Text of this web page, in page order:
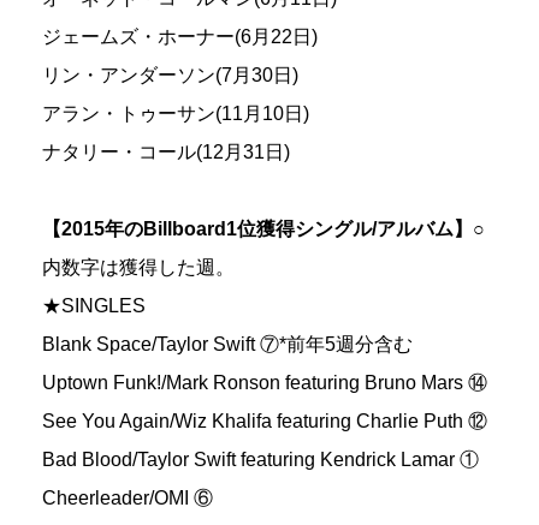
ジェームズ・ホーナー(6月22日)
リン・アンダーソン(7月30日)
アラン・トゥーサン(11月10日)
ナタリー・コール(12月31日)
【2015年のBillboard1位獲得シングル/アルバム】 ○
内数字は獲得した週。
★SINGLES
Blank Space/Taylor Swift ⑦*前年5週分含む
Uptown Funk!/Mark Ronson featuring Bruno Mars ⑭
See You Again/Wiz Khalifa featuring Charlie Puth ⑫
Bad Blood/Taylor Swift featuring Kendrick Lamar ①
Cheerleader/OMI ⑥